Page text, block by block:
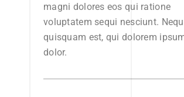
magni dolores eos qui ratione
voluptatem sequi nesciunt.
quisquam est, qui dolorem
dolor.